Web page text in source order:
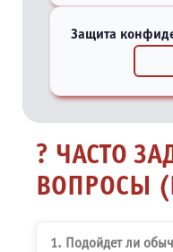
Защита
ЧАСТО
ВОПРОСЫ
1. Подойдет ли